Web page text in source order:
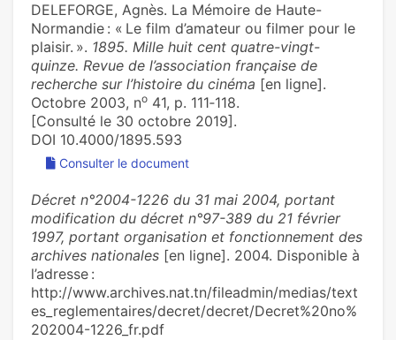
DELEFORGE, Agnès. La Mémoire de Haute-
Normandie : « Le film d’amateur ou filmer pour le
plaisir. ». 1895. Mille huit cent quatre-vingt-
quinze. Revue de l’association française de
recherche sur l’histoire du cinéma [en ligne].
Octobre 2003, no 41, p. 111‑118.
[Consulté le 30 octobre 2019].
DOI 10.4000/1895.593
Consulter le document
Décret n°2004-1226 du 31 mai 2004, portant
modification du décret n°97-389 du 21 février
1997, portant organisation et fonctionnement des
archives nationales [en ligne]. 2004. Disponible à
l’adresse :
http://www.archives.nat.tn/fileadmin/medias/text
es_reglementaires/decret/decret/Decret%20no%
202004-1226_fr.pdf